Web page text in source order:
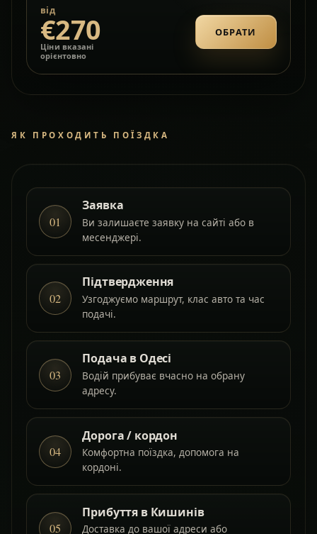
від
€270
Ціни вказані
орієнтовно
ОБРАТИ
ЯК ПРОХОДИТЬ ПОЇЗДКА
01
Заявка
Ви залишаєте заявку на сайті або в
месенджері.
02
Підтвердження
Узгоджуємо маршрут, клас авто та час
подачі.
03
Подача в Одесі
Водій прибуває вчасно на обрану
адресу.
04
Дорога / кордон
Комфортна поїздка, допомога на
кордоні.
05
Прибуття в Кишинів
Доставка до вашої адреси або